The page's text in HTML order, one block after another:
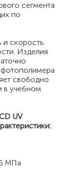
сегмента
по
и скорость
Изделия
свободно
в учебном
UV
МПа